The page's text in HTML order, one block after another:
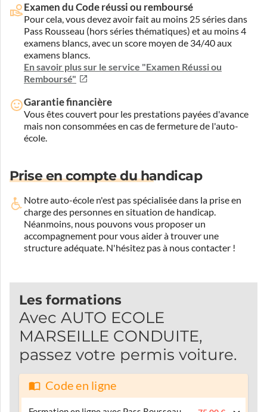
Examen du Code réussi ou remboursé
Pour cela, vous devez avoir fait au moins 25 séries dans
Pass Rousseau (hors séries thématiques) et au moins 4
examens blancs, avec un score moyen de 34/40 aux
examens blancs.
En savoir plus sur le service "Examen Réussi ou
Remboursé"
Garantie financière
Vous êtes couvert pour les prestations payées d'avance
mais non consommées en cas de fermeture de l'auto-
école.
Prise en compte du handicap
Notre auto-école n'est pas spécialisée dans la prise en
charge des personnes en situation de handicap.
Néanmoins, nous pouvons vous proposer un
accompagnement pour vous aider à trouver une
structure adéquate. N'hésitez pas à nous contacter !
Les formations
Avec AUTO ECOLE
MARSEILLE CONDUITE,
passez votre permis voiture.
Code en ligne